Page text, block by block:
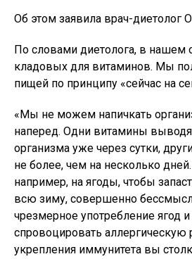
Об этом заявила врач-диетолог
По словами диетолога, в нашем
кладовых для витаминов. Мы
пищей по принципу «сейчас на
«Мы не можем напичкать
наперед. Одни витамины
организма уже через сутки,
не более, чем на несколько
например, на ягоды, чтобы
всю зиму, совершенно
чрезмерное употребление ягод
спровоцировать
укрепления иммунитета вы